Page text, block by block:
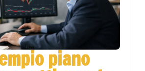
piano